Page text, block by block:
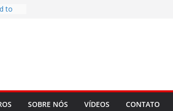
to
SOBRE NÓS VÍDEOS CONTATO